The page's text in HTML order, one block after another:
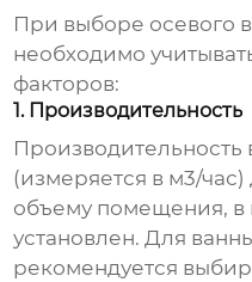
При выборе осевого
необходимо
факторов:
1. Производительность
Производительность
(измеряется в м3/час)
объему помещения, в
установлен. Для
рекомендуется